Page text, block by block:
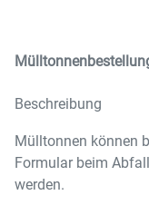
Beschreibung
Mülltonnen können
Formular beim
werden.